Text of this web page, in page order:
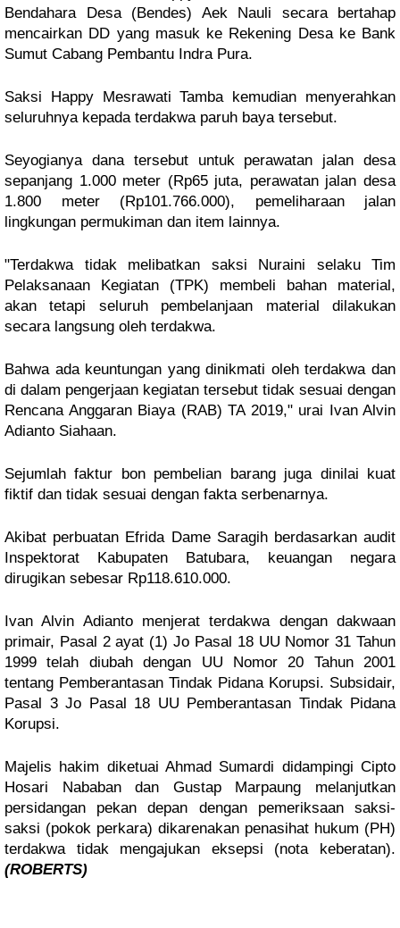
Bendahara Desa (Bendes) Aek Nauli secara bertahap
mencairkan DD yang masuk ke Rekening Desa ke Bank
Sumut Cabang Pembantu Indra Pura.
Saksi Happy Mesrawati Tamba kemudian menyerahkan
seluruhnya kepada terdakwa paruh baya tersebut.
Seyogianya dana tersebut untuk perawatan jalan desa
sepanjang 1.000 meter (Rp65 juta, perawatan jalan desa
1.800 meter (Rp101.766.000), pemeliharaan jalan
lingkungan permukiman dan item lainnya.
"Terdakwa tidak melibatkan saksi Nuraini selaku Tim
Pelaksanaan Kegiatan (TPK) membeli bahan material,
akan tetapi seluruh pembelanjaan material dilakukan
secara langsung oleh terdakwa.
Bahwa ada keuntungan yang dinikmati oleh terdakwa dan
di dalam pengerjaan kegiatan tersebut tidak sesuai dengan
Rencana Anggaran Biaya (RAB) TA 2019," urai Ivan Alvin
Adianto Siahaan.
Sejumlah faktur bon pembelian barang juga dinilai kuat
fiktif dan tidak sesuai dengan fakta serbenarnya.
Akibat perbuatan Efrida Dame Saragih berdasarkan audit
Inspektorat Kabupaten Batubara, keuangan negara
dirugikan sebesar Rp118.610.000.
Ivan Alvin Adianto menjerat terdakwa dengan dakwaan
primair, Pasal 2 ayat (1) Jo Pasal 18 UU Nomor 31 Tahun
1999 telah diubah dengan UU Nomor 20 Tahun 2001
tentang Pemberantasan Tindak Pidana Korupsi. Subsidair,
Pasal 3 Jo Pasal 18 UU Pemberantasan Tindak Pidana
Korupsi.
Majelis hakim diketuai Ahmad Sumardi didampingi Cipto
Hosari Nababan dan Gustap Marpaung melanjutkan
persidangan pekan depan dengan pemeriksaan saksi-
saksi (pokok perkara) dikarenakan penasihat hukum (PH)
terdakwa tidak mengajukan eksepsi (nota keberatan).
(ROBERTS)